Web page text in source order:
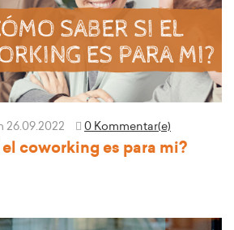
26.09.2022 0 Kommentar(e)
coworking es para mi?